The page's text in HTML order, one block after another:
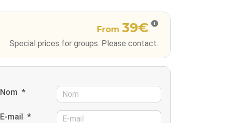
From 39€
Special prices for groups. Please contact.
Nom *
E-mail *